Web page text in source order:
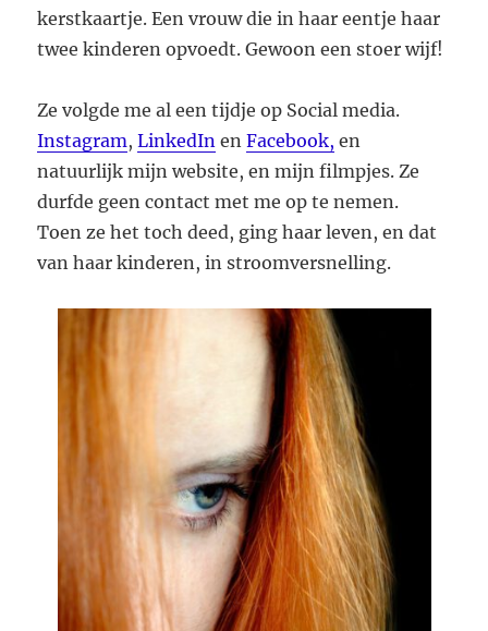
kerstkaartje. Een vrouw die in haar eentje haar
twee kinderen opvoedt. Gewoon een stoer wijf!
Ze volgde me al een tijdje op Social media.
Instagram,LinkedIn enFacebook, en
natuurlijk mijn website, en mijn filmpjes. Ze
durfde geen contact met me op te nemen.
Toen ze het toch deed, ging haar leven, en dat
van haar kinderen, in stroomversnelling.